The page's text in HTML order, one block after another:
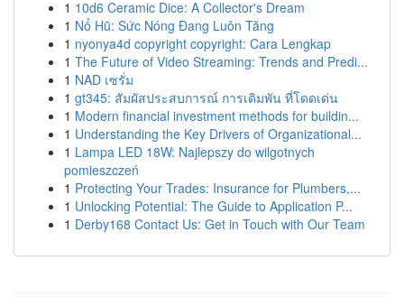
1 10d6 Ceramic Dice: A Collector's Dream
1 Nổ Hũ: Sức Nóng Đang Luôn Tăng
1 nyonya4d copyright copyright: Cara Lengkap
1 The Future of Video Streaming: Trends and Predi...
1 NAD เซรั่ม
1 gt345: สัมผัสประสบการณ์ การเดิมพัน ที่โดดเด่น
1 Modern financial investment methods for buildin...
1 Understanding the Key Drivers of Organizational...
1 Lampa LED 18W: Najlepszy do wilgotnych
pomieszczeń
1 Protecting Your Trades: Insurance for Plumbers,...
1 Unlocking Potential: The Guide to Application P...
1 Derby168 Contact Us: Get in Touch with Our Team